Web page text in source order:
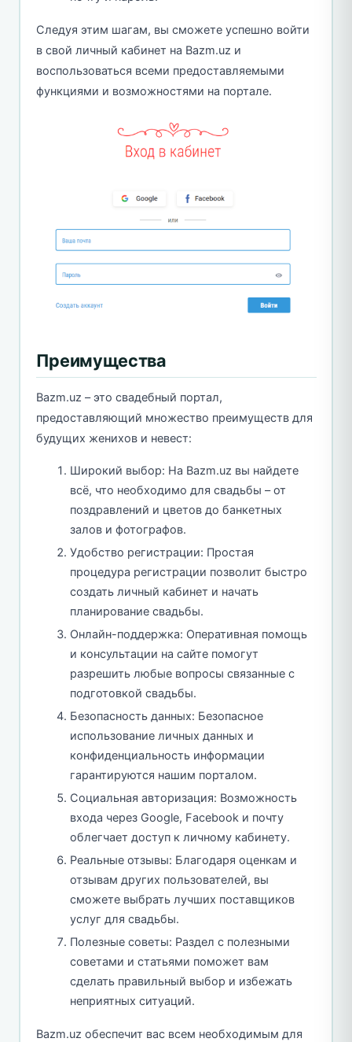
Следуя этим шагам, вы сможете успешно войти
в свой личный кабинет на Bazm.uz и
воспользоваться всеми предоставляемыми
функциями и возможностями на портале.
Преимущества
Bazm.uz – это свадебный портал,
предоставляющий множество преимуществ для
будущих женихов и невест:
Широкий выбор: На Bazm.uz вы найдете
всё, что необходимо для свадьбы – от
поздравлений и цветов до банкетных
залов и фотографов.
Удобство регистрации: Простая
процедура регистрации позволит быстро
создать личный кабинет и начать
планирование свадьбы.
Онлайн-поддержка: Оперативная помощь
и консультации на сайте помогут
разрешить любые вопросы связанные с
подготовкой свадьбы.
Безопасность данных: Безопасное
использование личных данных и
конфиденциальность информации
гарантируются нашим порталом.
Социальная авторизация: Возможность
входа через Google, Facebook и почту
облегчает доступ к личному кабинету.
Реальные отзывы: Благодаря оценкам и
отзывам других пользователей, вы
сможете выбрать лучших поставщиков
услуг для свадьбы.
Полезные советы: Раздел с полезными
советами и статьями поможет вам
сделать правильный выбор и избежать
неприятных ситуаций.
Bazm.uz обеспечит вас всем необходимым для